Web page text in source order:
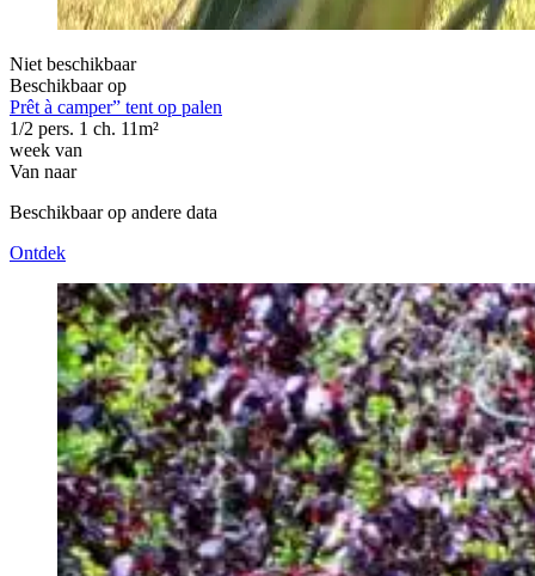
Niet beschikbaar
Beschikbaar op
Prêt à camper” tent op palen
1/2 pers. 1 ch. 11m²
week van
Van naar
Beschikbaar op andere data
Ontdek